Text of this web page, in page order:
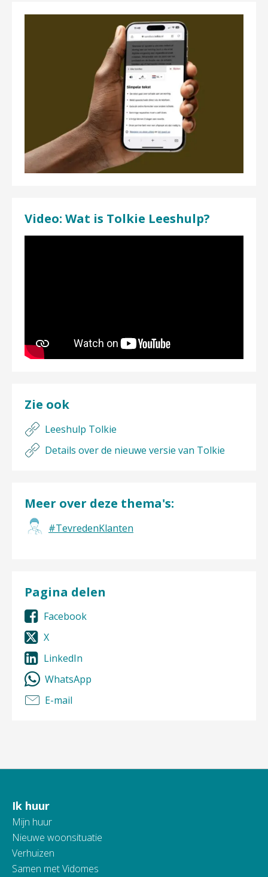
Video: Wat is Tolkie Leeshulp?
Zie ook
Leeshulp Tolkie
Details over de nieuwe versie van Tolkie
Meer over deze thema's:
#TevredenKlanten
Pagina delen
Facebook
X
LinkedIn
WhatsApp
E-mail
Contactinformatie
Ik huur
Mijn huur
Nieuwe woonsituatie
Verhuizen
Samen met Vidomes